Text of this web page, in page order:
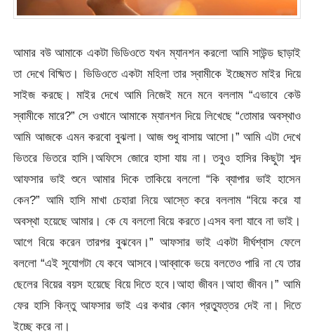
আমার বউ আমাকে একটা ভিডিওতে যখন ম্যানশন করলো আমি সাউন্ড ছাড়াই
তা দেখে বিষ্মিত। ভিডিওতে একটা মহিলা তার স্বামীকে ইচ্ছেমত মাইর দিয়ে
সাইজ করছে। মাইর দেখে আমি নিজেই মনে মনে বললাম “এভাবে কেউ
স্বামীকে মারে?” সে ওখানে আমাকে ম্যানশন দিয়ে লিখেছে “তোমার অবস্থাও
আমি আজকে এমন করবো বুঝলা। আজ শুধু বাসায় আসো।” আমি এটা দেখে
ভিতরে ভিতরে হাসি।অফিসে জোরে হাসা যায় না। তবুও হাসির কিছুটা শব্দ
আফসার ভাই শুনে আমার দিকে তাকিয়ে বললো “কি ব্যাপার ভাই হাসেন
কেন?” আমি হাসি মাখা চেহারা নিয়ে আস্তে করে বললাম “বিয়ে করে যা
অবস্থা হয়েছে আমার। কে যে বললো বিয়ে করতে।এসব বলা যাবে না ভাই।
আগে বিয়ে করেন তারপর বুঝবেন।” আফসার ভাই একটা দীর্ঘশ্বাস ফেলে
বললো “এই সুযোগটা যে কবে আসবে।আব্বাকে ভয়ে বলতেও পারি না যে তার
ছেলের বিয়ের বয়স হয়েছে বিয়ে দিতে হবে।আহা জীবন।আহা জীবন।” আমি
ফের হাসি কিন্তু আফসার ভাই এর কথার কোন প্রত্যুত্তর দেই না। দিতে
ইচ্ছে করে না।